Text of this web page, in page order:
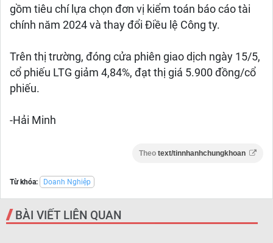
gồm tiêu chí lựa chọn đơn vị kiểm toán báo cáo tài
chính năm 2024 và thay đổi Điều lệ Công ty.
Trên thị trường, đóng cửa phiên giao dịch ngày 15/5,
cổ phiếu LTG giảm 4,84%, đạt thị giá 5.900 đồng/cổ
phiếu.
-Hải Minh
Theo text/tinnhanhchungkhoan
Từ khóa: Doanh Nghiệp
BÀI VIẾT LIÊN QUAN